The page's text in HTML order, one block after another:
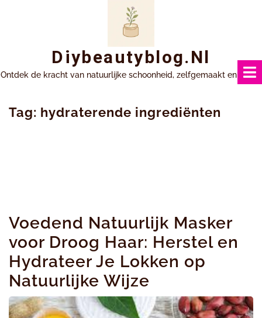
Diybeautyblog.nl
Ontdek de kracht van natuurlijke schoonheid, zelfgemaakt en uniek.
Tag: hydraterende ingrediënten
Voedend Natuurlijk Masker
voor Droog Haar: Herstel en
Hydrateer Je Lokken op
Natuurlijke Wijze